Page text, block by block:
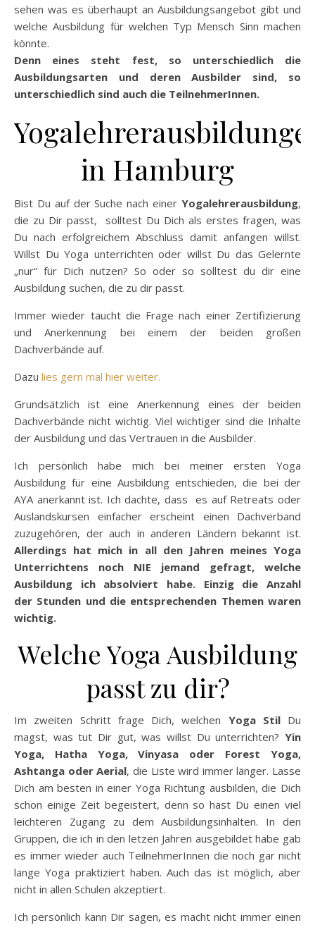
sehen was es überhaupt an Ausbildungsangebot gibt und
welche Ausbildung für welchen Typ Mensch Sinn machen
könnte.
Denn eines steht fest, so unterschiedlich die
Ausbildungsarten und deren Ausbilder sind, so
unterschiedlich sind auch die TeilnehmerInnen.
in Hamburg
Bist Du auf der Suche nach einer Yogalehrerausbildung,
die zu Dir passt, solltest Du Dich als erstes fragen, was
Du nach erfolgreichem Abschluss damit anfangen willst.
Willst Du Yoga unterrichten oder willst Du das Gelernte
„nur“ für Dich nutzen? So oder so solltest du dir eine
Ausbildung suchen, die zu dir passt.
Immer wieder taucht die Frage nach einer Zertifizierung
und Anerkennung bei einem der beiden großen
Dachverbände auf.
Dazu lies gern mal hier weiter.
Grundsätzlich ist eine Anerkennung eines der beiden
Dachverbände nicht wichtig. Viel wichtiger sind die Inhalte
der Ausbildung und das Vertrauen in die Ausbilder.
Ich persönlich habe mich bei meiner ersten Yoga
Ausbildung für eine Ausbildung entschieden, die bei der
AYA anerkannt ist. Ich dachte, dass es auf Retreats oder
Auslandskursen einfacher erscheint einen Dachverband
zuzugehören, der auch in anderen Ländern bekannt ist.
Allerdings hat mich in all den Jahren meines Yoga
Unterrichtens noch NIE jemand gefragt, welche
Ausbildung ich absolviert habe. Einzig die Anzahl
der Stunden und die entsprechenden Themen waren
wichtig.
Welche Yoga Ausbildung
passt zu dir?
Im zweiten Schritt frage Dich, welchen Yoga StilDu
magst, was tut Dir gut, was willst Du unterrichten? Yin
Yoga, Hatha Yoga, Vinyasa oder Forest Yoga,
Ashtanga oder Aerial, die Liste wird immer länger. Lasse
Dich am besten in einer Yoga Richtung ausbilden, die Dich
schon einige Zeit begeistert, denn so hast Du einen viel
leichteren Zugang zu dem Ausbildungsinhalten. In den
Gruppen, die ich in den letzen Jahren ausgebildet habe gab
es immer wieder auch TeilnehmerInnen die noch gar nicht
lange Yoga praktiziert haben. Auch das ist möglich, aber
nicht in allen Schulen akzeptiert.
Ich persönlich kann Dir sagen, es macht nicht immer einen